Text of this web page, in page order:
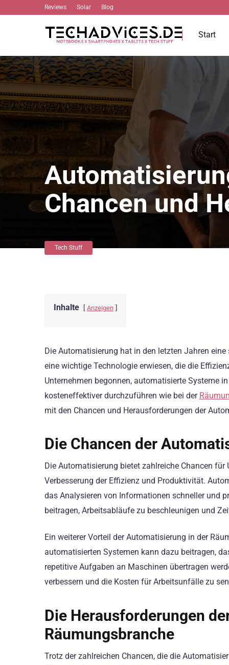
Reviews Solar Blog
Start
Chancen und
Tech Stuff
Inhalte Anzeigen
Die Automatisierung hat in den letzten Jahren
eine wichtige Technologie erwiesen, die die
Unternehmen begonnen, automatisierte Systeme
kosteneffektiver durchzuführen wie bei der
mit den Chancen und Herausforderungen der
Die Chancen der
Die Automatisierung bietet zahlreiche Chancen
Verbesserung der Effizienz und Produktivität.
das Analysieren von Informationen schneller und
beitragen, Arbeitsabläufe zu beschleunigen und
Ein weiterer Vorteil der Automatisierung in der
automatisierten Systemen kann dazu beitragen,
repetitive Aufgaben an Maschinen übertragen
verbessern und die Kosten für Arbeitsunfälle zu
Die Herausforderungen
Räumungsbranche
Trotz der zahlreichen Chancen, die die